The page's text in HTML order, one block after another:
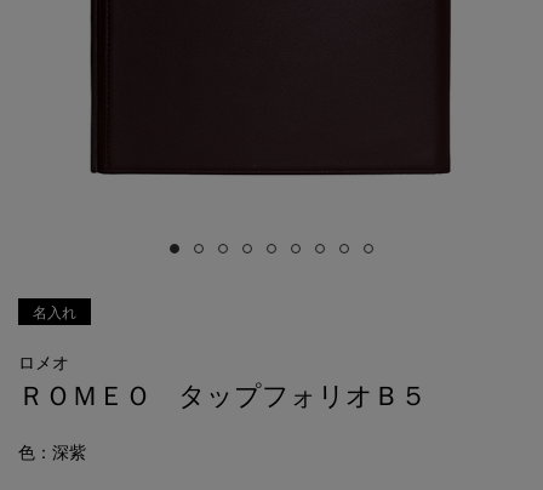
名入れ
ロメオ
ＲＯＭＥＯ タップフォリオＢ５
色 ：深紫